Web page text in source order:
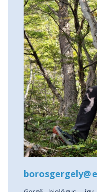
borosgergely@